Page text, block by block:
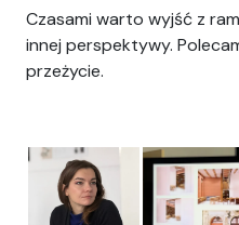
Czasami warto wyjść z
innej perspektywy.
przeżycie.